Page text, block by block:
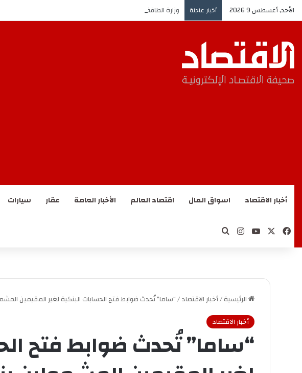
الأحد, أغسطس 9 2026 أخبار عاجلة وزارة الطاقة: إخماد حريق بأحد مرافق “أرامكو” في جازان
أخبار الاقتصاد اسواق المال اقتصاد العالم الأخبار العامة عقار سيارات
فيسبوك ‫YouTubeانستقرام
الرئيسية/أخبار الاقتصاد/“ساما” تُحدث ضوابط فتح الحسابات البنكية لغير المقيمين
أخبار الاقتصاد
“ساما” تُحدث ضوابط فتح